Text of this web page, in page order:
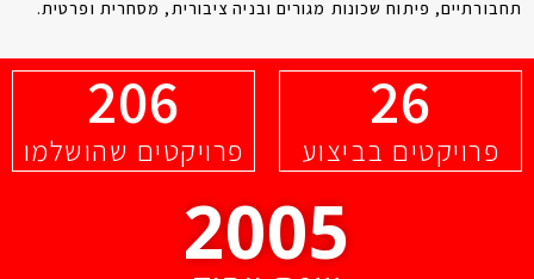
תחבורתיים, פיתוח שכונות מגורים ובניה ציבורית, מסחרית ופרטית.
26
פרויקטים בביצוע
206
פרויקטים שהושלמו
2005